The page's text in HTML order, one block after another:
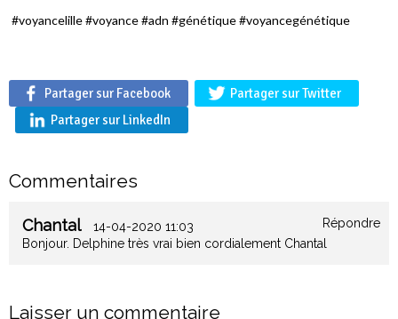
#voyancelille #voyance #adn #génétique #voyancegénétique
Partager sur Facebook
Partager sur Twitter
Partager sur LinkedIn
Commentaires
Chantal 14-04-2020 11:03
Répondre
Bonjour. Delphine très vrai bien cordialement Chantal
Laisser un commentaire